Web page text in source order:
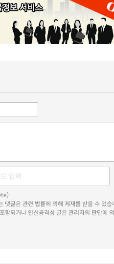
댓글은 관련 법률에 의해 제재를 받을 수 있습
되거나 인신공격성 글은 관리자의 판단에